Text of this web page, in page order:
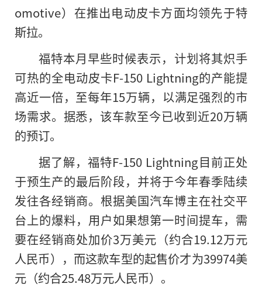
omotive）在推出电动皮卡方面均领先于特
斯拉。
福特本月早些时候表示，计划将其炽手
可热的全电动皮卡F-150 Lightning的产能提
高近一倍，至每年15万辆，以满足强烈的市
场需求。据悉，该车款至今已收到近20万辆
的预订。
据了解，福特F-150 Lightning目前正处
于预生产的最后阶段，并将于今年春季陆续
发往各经销商。根据美国汽车博主在社交平
台上的爆料，用户如果想第一时间提车，需
要在经销商处加价3万美元（约合19.12万元
人民币），而这款车型的起售价才为39974美
元（约合25.48万元人民币）。